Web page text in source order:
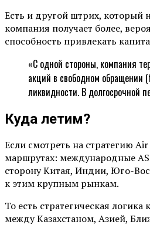
Есть и другой штрих, который
компания получает более,
способность привлекать
«С одной стороны, компания
акций в свободном обращении
ликвидности. В долгосрочной
Куда летим?
Если смотреть на стратегию
маршрутах: международные
сторону Китая, Индии, Юго-
к этим крупным рынкам.
То есть стратегическая
между Казахстаном, Азией,